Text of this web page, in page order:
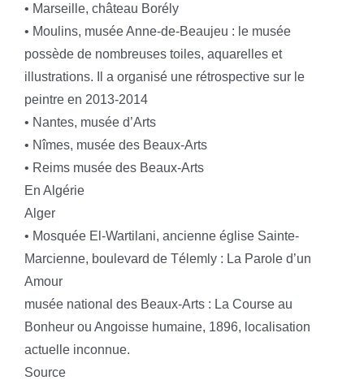
• Marseille, château Borély
• Moulins, musée Anne-de-Beaujeu : le musée
possède de nombreuses toiles, aquarelles et
illustrations. Il a organisé une rétrospective sur le
peintre en 2013-2014
• Nantes, musée d’Arts
• Nîmes, musée des Beaux-Arts
• Reims musée des Beaux-Arts
En Algérie
Alger
• Mosquée El-Wartilani, ancienne église Sainte-
Marcienne, boulevard de Télemly : La Parole d’un
Amour
musée national des Beaux-Arts : La Course au
Bonheur ou Angoisse humaine, 1896, localisation
actuelle inconnue.
Source